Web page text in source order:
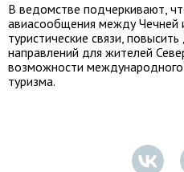
В ведомстве подчеркивают,
авиасообщения между Чечней
туристические связи,
направлений для жителей
возможности
туризма.